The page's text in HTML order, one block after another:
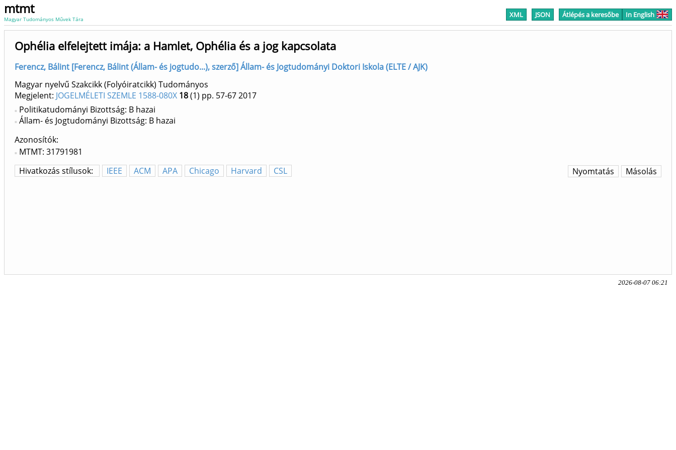
mtmt
Magyar Tudományos Művek Tára XML JSON Átlépés a keresőbe In English
Ophélia elfelejtett imája: a Hamlet, Ophélia és a jog kapcsolata
Ferencz, Bálint [Ferencz, Bálint (Állam- és jogtudo...), szerző] Állam- és Jogtudományi Doktori Iskola (ELTE / AJK)
Magyar nyelvű Szakcikk (Folyóiratcikk) Tudományos
Megjelent: JOGELMÉLETI SZEMLE 1588-080X 18(1) pp. 57-672017
Politikatudományi Bizottság: B hazai
Állam- és Jogtudományi Bizottság: B hazai
Azonosítók
MTMT: 31791981
Hivatkozás stílusok:
IEEE ACM APA Chicago Harvard CSL Másolás
Nyomtatás
2026-08-07 06:21